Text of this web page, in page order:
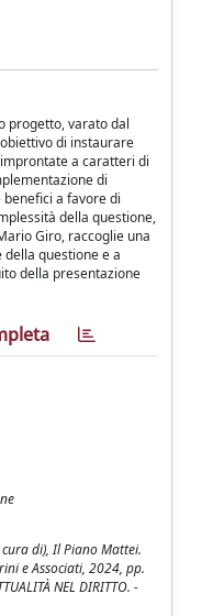
progetto, varato dal
di instaurare
a caratteri di
di
a favore di
della questione,
Giro, raccoglie una
questione e a
della presentazione
di), Il Piano Mattei.
e Associati, 2024, pp.
NEL DIRITTO. -